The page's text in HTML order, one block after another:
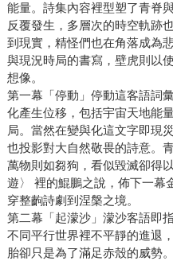
能量。詩集內容裡型塑了青脊
反覆發生，多層次的時空軌跡
到現實，精怪們也在角落成為
與現況時局的書寫，壁虎則以
想像。
第一幕「停動」停動這客語詞
化產生位移，包括宇宙天地能
局。當然在變與化這文字即現
也投影對大自然敬畏的詩意。
萬物則如芻狗，看似毀滅卻得
遊〉 裡的鯤鵬之說，佈下一幕
穿整齣詩劇到涅槃之境。
第二幕「起濛沙」濛沙客語即
不同平行世界裡不平靜的進退
胎卻只是為了滿足赤殼的威勢